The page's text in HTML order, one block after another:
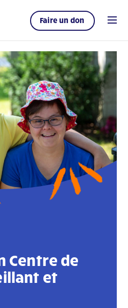
Faire un don
Centre de
et